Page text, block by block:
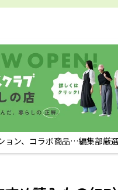
ョン、コラボ商品…編集部厳